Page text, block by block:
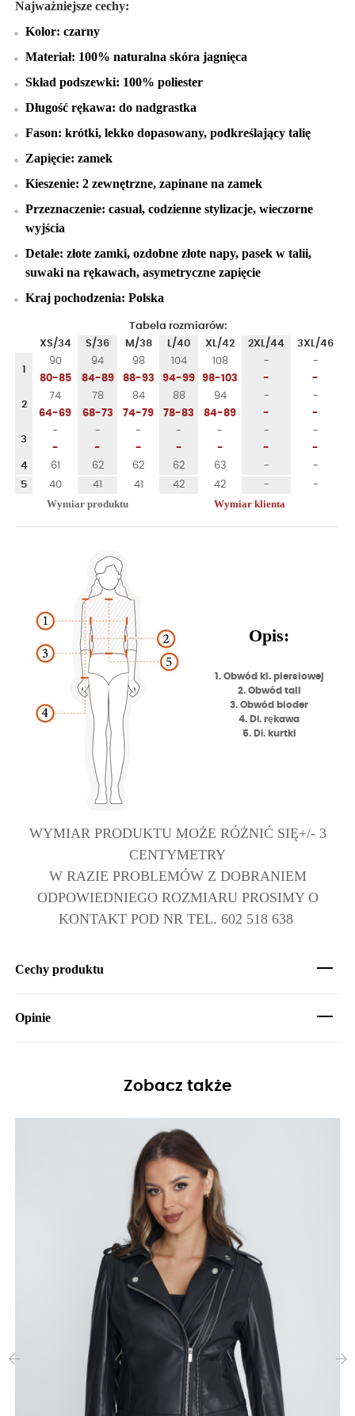
Najważniejsze cechy:
Kolor: czarny
Materiał: 100% naturalna skóra jagnięca
Skład podszewki: 100% poliester
Długość rękawa: do nadgrastka
Fason: krótki, lekko dopasowany, podkreślający talię
Zapięcie: zamek
Kieszenie: 2 zewnętrzne, zapinane na zamek
Przeznaczenie: casual, codzienne stylizacje, wieczorne
wyjścia
Detale: złote zamki, ozdobne złote napy, pasek w talii,
suwaki na rękawach, asymetryczne zapięcie
Kraj pochodzenia: Polska
Tabela rozmiarów:
XS/34
S/36 M/38 L/40 XL/42 2XL/44 3XL/46
90 94 98 104 108 -
-
80-85
84-89 88-93 94-99 98-103 - -
2
74 78 84 88 94 -
-
64-69
68-73 74-79 78-83 84-89 - -
3
- - - - - -
-
-
- - - - -
-
4
61 62 62 62 63 -
-
5
40 41 41 42 42 - -
Wymiar produktu Wymiar klienta
Opis:
1. Obwód kl. piersiowej
2. Obwód tali
3. Obwód bioder
4. Dł. rękawa
5. Dł. kurtki
WYMIAR PRODUKTU MOŻE RÓŻNIĆ SIĘ+/- 3
CENTYMETRY
W RAZIE PROBLEMÓW Z DOBRANIEM
ODPOWIEDNIEGO ROZMIARU PROSIMY O
KONTAKT POD NR TEL. 602 518 638
Cechy produktu
Opinie
Zobacz także